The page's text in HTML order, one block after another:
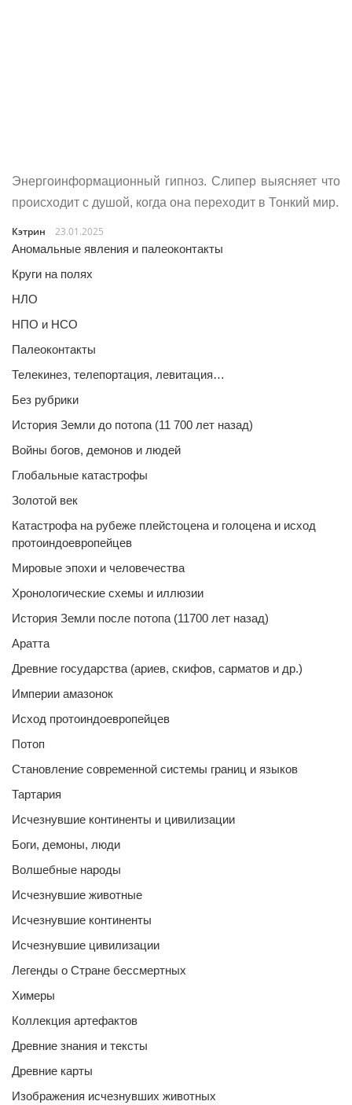
Энергоинформационный гипноз. Слипер выясняет что
происходит с душой, когда она переходит в Тонкий мир.
Кэтрин
23.01.2025
Аномальные явления и палеоконтакты
Круги на полях
НЛО
НПО и НСО
Палеоконтакты
Телекинез, телепортация, левитация…
Без рубрики
История Земли до потопа (11 700 лет назад)
Войны богов, демонов и людей
Глобальные катастрофы
Золотой век
Катастрофа на рубеже плейстоцена и голоцена и исход
протоиндоевропейцев
Мировые эпохи и человечества
Хронологические схемы и иллюзии
История Земли после потопа (11700 лет назад)
Аратта
Древние государства (ариев, скифов, сарматов и др.)
Империи амазонок
Исход протоиндоевропейцев
Потоп
Становление современной системы границ и языков
Тартария
Исчезнувшие континенты и цивилизации
Боги, демоны, люди
Волшебные народы
Исчезнувшие животные
Исчезнувшие континенты
Исчезнувшие цивилизации
Легенды о Стране бессмертных
Химеры
Коллекция артефактов
Древние знания и тексты
Древние карты
Изображения исчезнувших животных